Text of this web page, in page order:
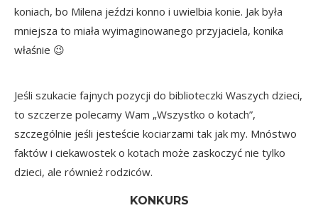
koniach, bo Milena jeździ konno i uwielbia konie. Jak była
mniejsza to miała wyimaginowanego przyjaciela, konika
właśnie 😉
Jeśli szukacie fajnych pozycji do biblioteczki Waszych dzieci,
to szczerze polecamy Wam „Wszystko o kotach”,
szczególnie jeśli jesteście kociarzami tak jak my. Mnóstwo
faktów i ciekawostek o kotach może zaskoczyć nie tylko
dzieci, ale również rodziców.
KONKURS